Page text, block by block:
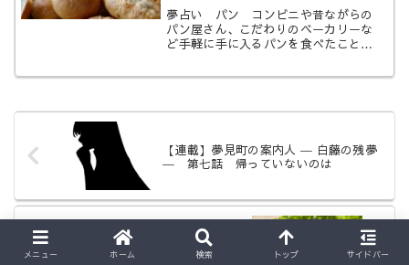
《パン》の夢
夢占い パン コンビニや昔ながらの
パン屋さん、こだわりのベーカリーな
ど手軽に手に入るパンを食べたことが
活に欠かせないものの一つと言えます
か？ ...
【連載】夢見町の案内人 ― 白藤の残夢
― 第七話 帰っていないのは
【夢占い】《唐揚げ》の夢は努力が実を
結ぶサイン？ 成果・満足感・忙しさを
メニュー ホーム 検索 トップ サイドバー